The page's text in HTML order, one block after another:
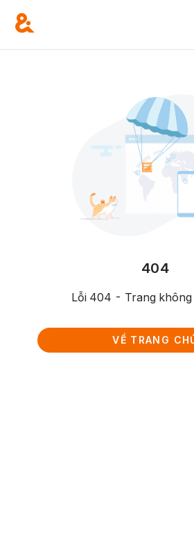
404
Lỗi 404 - Trang không
VỀ TRANG